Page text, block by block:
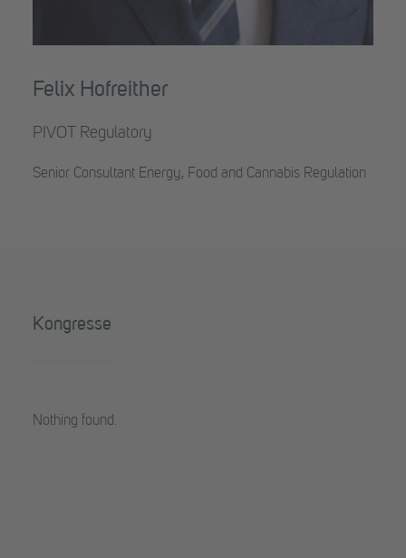
Felix Hofreither
PIVOT Regulatory
Senior Consultant Energy, Food and Cannabis Regulation
Kongresse
Nothing found.